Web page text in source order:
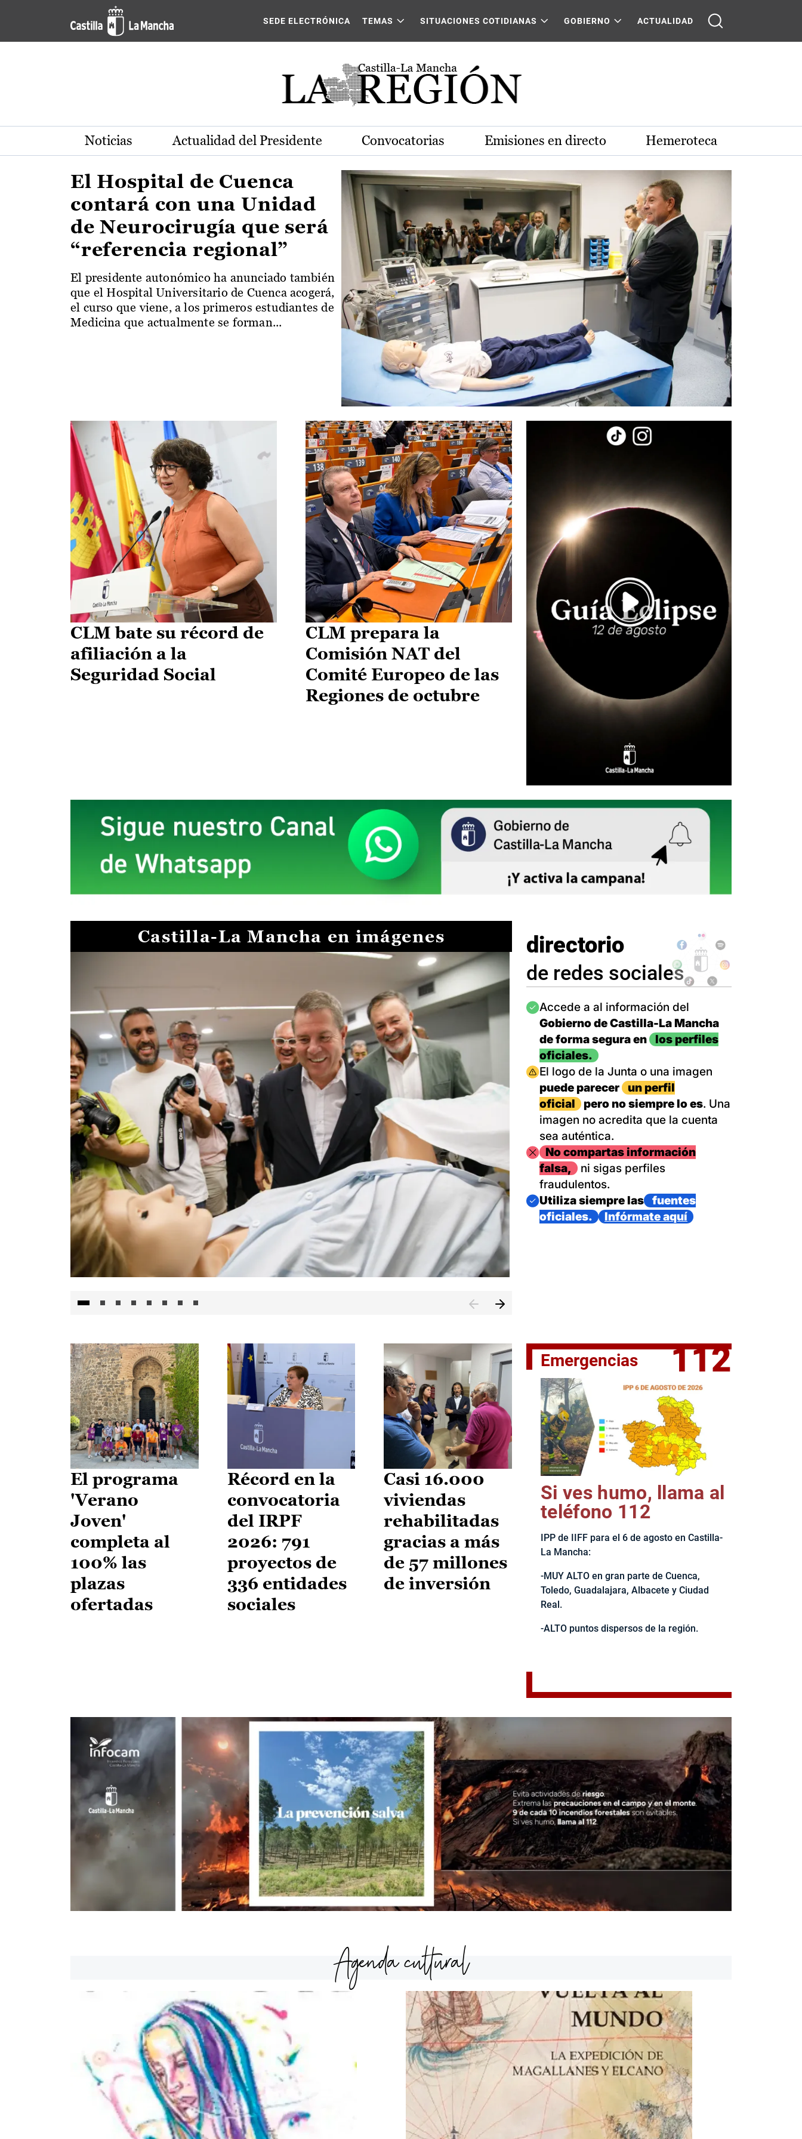
Pasar al contenido principal
Actualidad de la región de Castilla-La Mancha
SEDE ELECTRÓNICA TEMAS SITUACIONES COTIDIANAS GOBIERNO ACTUALIDAD
Noticias Actualidad del Presidente Convocatorias Emisiones en directo Hemeroteca
El Hospital de Cuenca
contará con una Unidad
de Neurocirugía que será
“referencia regional”
El presidente autonómico ha anunciado también
que el Hospital Universitario de Cuenca acogerá,
el curso que viene, a los primeros estudiantes de
Medicina que actualmente se forman...
CLM bate su récord de
afiliación a la
Seguridad Social
CLM prepara la
Comisión NAT del
Comité Europeo de las
Regiones de octubre
Castilla-La Mancha en imágenes
El jefe del Ejecutivo castellanomanchego, Emiliano García-
directorio
de redes sociales
Imagen
Accede a al información del
Gobierno de Castilla-La Mancha
de forma segura en
los perfiles
oficiales.
Imagen
El logo de la Junta o una imagen
puede parecer
un perfil
oficial
pero no siempre lo es. Una
imagen no acredita que la cuenta
sea auténtica.
ImagenNo compartas información
falsa,
ni sigas perfiles
fraudulentos.
Imagen
Utiliza siempre las
fuentes
oficiales.
Infórmate aquí
El programa
'Verano
Joven'
completa al
100% las
plazas
ofertadas
Récord en la
convocatoria
del IRPF
2026: 791
proyectos de
336 entidades
sociales
Casi 16.000
viviendas
rehabilitadas
gracias a más
de 57 millones
de inversión
Emergencias 112
Si ves humo, llama al
teléfono 112
IPP de IIFF para el 6 de agosto en Castilla-
La Mancha:
-MUY ALTO en gran parte de Cuenca,
Toledo, Guadalajara, Albacete y Ciudad
Real.
-ALTO puntos dispersos de la región.
Agenda cultural